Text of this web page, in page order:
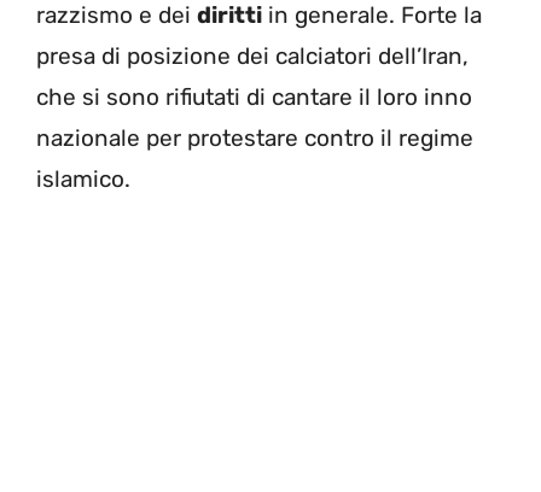
razzismo e dei diritti in generale. Forte la
presa di posizione dei calciatori dell’Iran,
che si sono rifiutati di cantare il loro inno
nazionale per protestare contro il regime
islamico.